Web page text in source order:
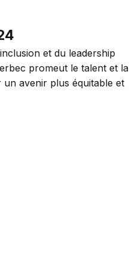
et du leadership
promeut le talent et la
avenir plus équitable et